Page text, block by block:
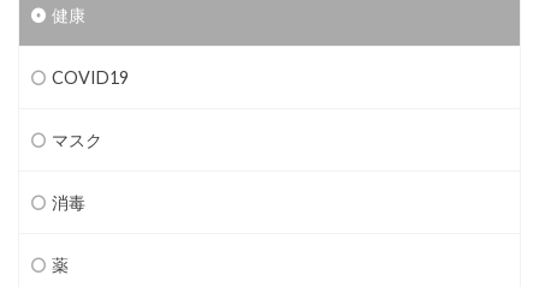
健康
COVID19
マスク
消毒
薬